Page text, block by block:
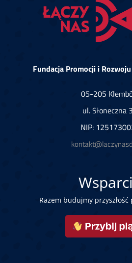
Fundacja Promocji i
05-205
ul. Słoneczna
NIP:
Razem budujmy